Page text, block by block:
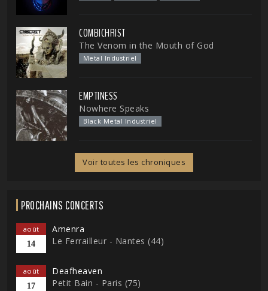
COMBICHRIST
The Venom in the Mouth of God
Metal Industriel
EMPTINESS
Nowhere Speaks
Black Metal Industriel
Voir toutes les chroniques
PROCHAINS CONCERTS
août
14
Amenra
Le Ferrailleur - Nantes (44)
août
17
Deafheaven
Petit Bain - Paris (75)